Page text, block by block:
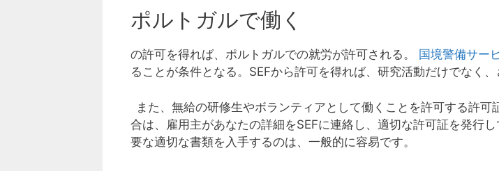
ポルトガルで働く
の許可を得れば、ポルトガルでの就労が許可される。 国境警備サー
ることが条件となる。SEFから許可を得れば、研究活動だけでなく
また、無給の研修生やボランティアとして働くことを許可する許
合は、雇用主があなたの詳細をSEFに連絡し、適切な許可証を発行
要な適切な書類を入手するのは、一般的に容易です。